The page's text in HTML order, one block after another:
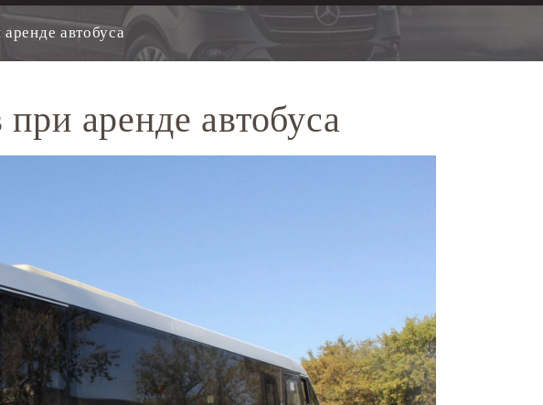
автобуса
аренде автобуса